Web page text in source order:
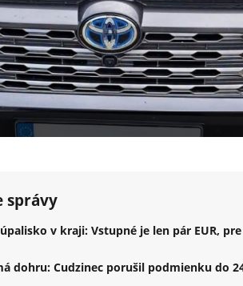
správy
v kraji: Vstupné je len pár EUR,
dohru: Cudzinec porušil podmienku do